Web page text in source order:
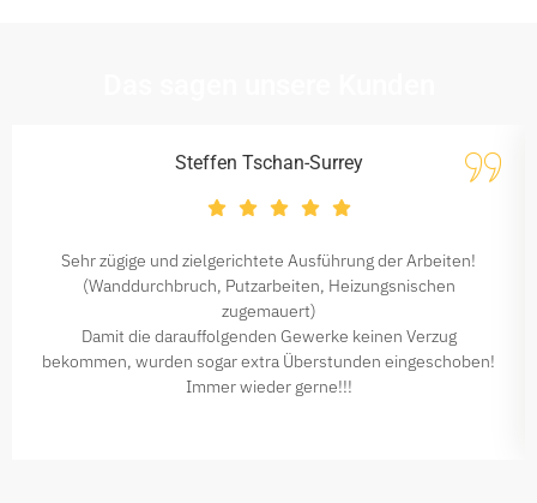
Steffen Tschan-Surrey
Sehr zügige und zielgerichtete Ausführung der Arbeiten!
(Wanddurchbruch, Putzarbeiten, Heizungsnischen
zugemauert)
Damit die darauffolgenden Gewerke keinen Verzug
bekommen, wurden sogar extra Überstunden eingeschoben!
Immer wieder gerne!!!